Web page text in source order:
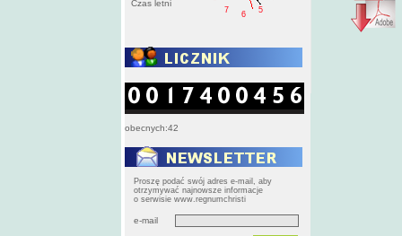
Czas letni
5
6
7
obecnych:42
Proszę podać swój adres e-mail, aby
otrzymywać najnowsze informacje
o serwisie www.regnumchristi
e-mail